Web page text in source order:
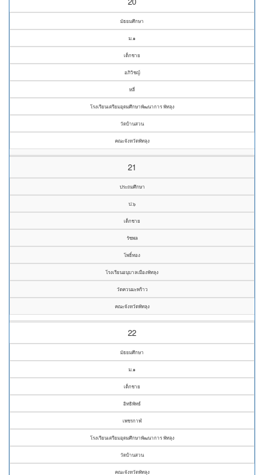
มัธยมศึกษา
ม.๑
เด็กชาย
อภิวิชญ์
หลี่
โรงเรียนเตรียมอุดมศึกษาพัฒนาการ พัทลุง
วัดบ้านสวน
คณะจังหวัดพัทลุง
21
ประถมศึกษา
ป.๖
เด็กชาย
รัชพล
โพธิ์ทอง
โรงเรียนอนุบาลเมืองพัทลุง
วัดควนมะพร้าว
คณะจังหวัดพัทลุง
22
มัธยมศึกษา
ม.๑
เด็กชาย
อิทธิพัทธ์
เพชรกาฬ
โรงเรียนเตรียมอุดมศึกษาพัฒนาการ พัทลุง
วัดบ้านสวน
คณะจังหวัดพัทลุง